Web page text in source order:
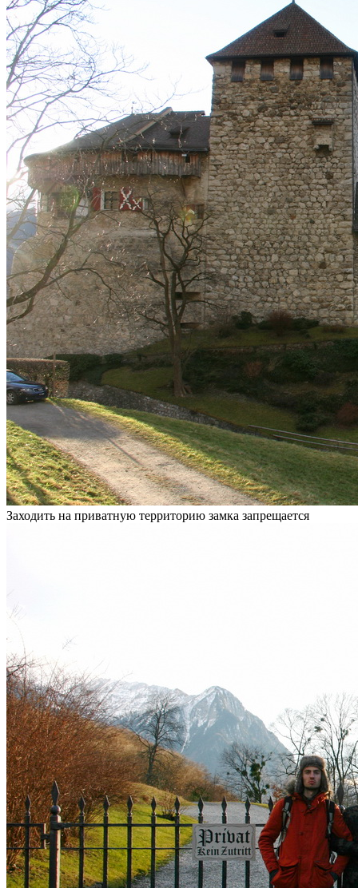
Заходить на приватную территорию замка запрещается